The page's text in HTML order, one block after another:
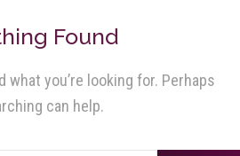
Found
what you’re looking for. Perhaps
can help.